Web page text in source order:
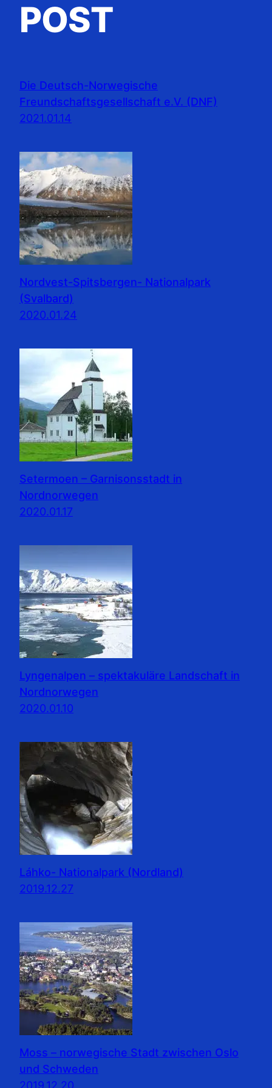
POST
Die Deutsch-Norwegische
Freundschaftsgesellschaft e.V. (DNF)
2021.01.14
Nordvest-Spitsbergen- Nationalpark
(Svalbard)
2020.01.24
Setermoen – Garnisonsstadt in
Nordnorwegen
2020.01.17
Lyngenalpen – spektakuläre Landschaft in
Nordnorwegen
2020.01.10
Láhko- Nationalpark (Nordland)
2019.12.27
Moss – norwegische Stadt zwischen Oslo
und Schweden